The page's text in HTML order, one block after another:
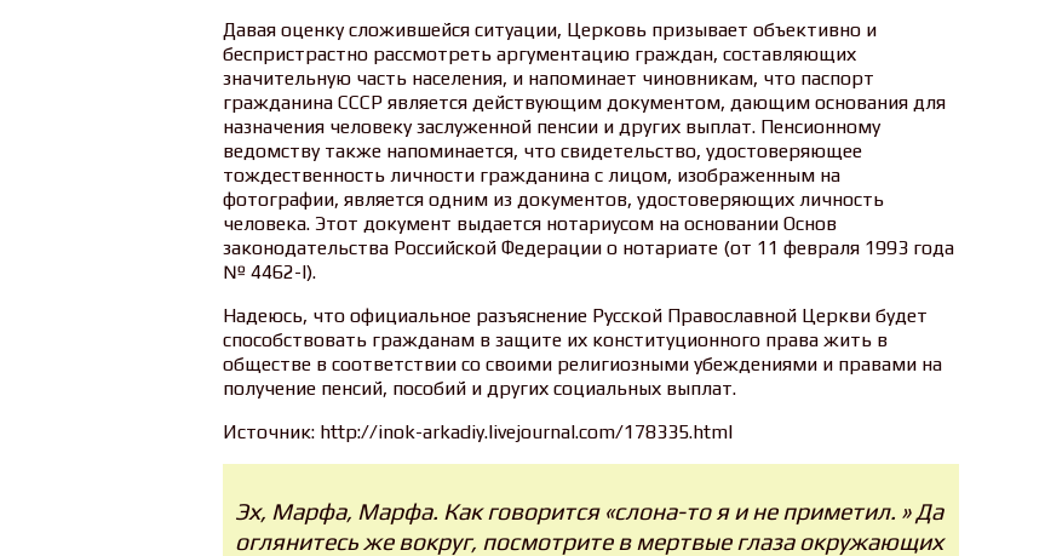
Давая оценку сложившейся ситуации, Церковь призывает объективно и
беспристрастно рассмотреть аргументацию граждан, составляющих
значительную часть населения, и напоминает чиновникам, что паспорт
гражданина СССР является действующим документом, дающим основания для
назначения человеку заслуженной пенсии и других выплат. Пенсионному
ведомству также напоминается, что свидетельство, удостоверяющее
тождественность личности гражданина с лицом, изображенным на
фотографии, является одним из документов, удостоверяющих личность
человека. Этот документ выдается нотариусом на основании Основ
законодательства Российской Федерации о нотариате (от 11 февраля 1993 года
№ 4462-I).
Надеюсь, что официальное разъяснение Русской Православной Церкви будет
способствовать гражданам в защите их конституционного права жить в
обществе в соответствии со своими религиозными убеждениями и правами на
получение пенсий, пособий и других социальных выплат.
Источник: http://inok-arkadiy.livejournal.com/178335.html
Эх, Марфа, Марфа. Как говорится «слона-то я и не приметил. » Да
оглянитесь же вокруг, посмотрите в мертвые глаза окружающих